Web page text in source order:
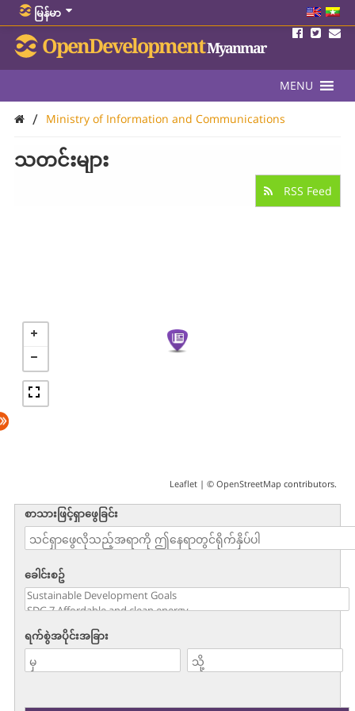
မြန်မာ
OpenDevelopmentMyanmar
MENU
/ Ministry of Information and Communications
သတင်းများ
RSS Feed
Leaflet | ©OpenStreetMap contributors.
စာသားဖြင့်ရှာဖွေခြင်း
ခေါင်းစဥ်
ရက်စွဲအပိုင်းအခြား